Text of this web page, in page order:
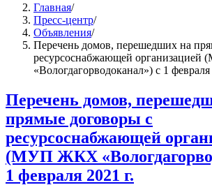
Главная/
Пресс-центр/
Объявления/
Перечень домов, перешедших на
ресурсоснабжающей
«Вологдагорводоканал») с 1 февраля
Перечень домов,
прямые договоры с
ресурсоснабжающей
(МУП ЖКХ
1 февраля 2021 г.